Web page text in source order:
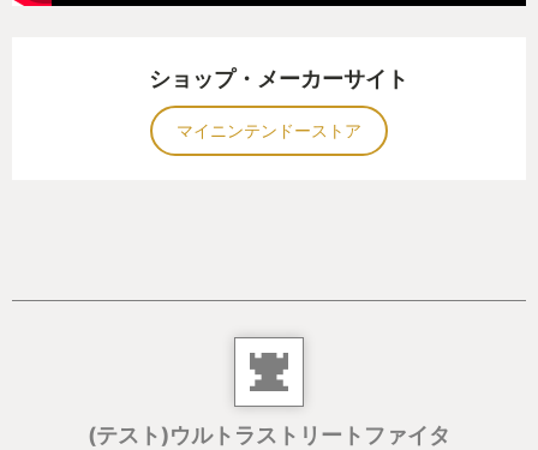
ショップ・メーカーサイト
マイニンテンドーストア
(テスト)ウルトラストリートファイタ